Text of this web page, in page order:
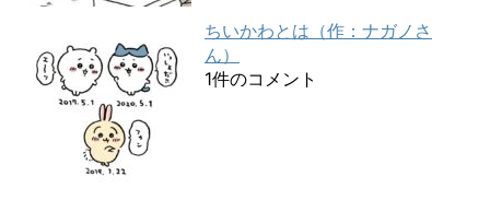
ちいかわとは（作：ナガノさ
ん）
1件のコメント